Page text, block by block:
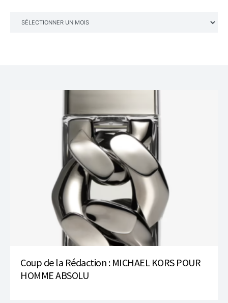
Coup de la Rédaction : MICHAEL KORS POUR
HOMME ABSOLU